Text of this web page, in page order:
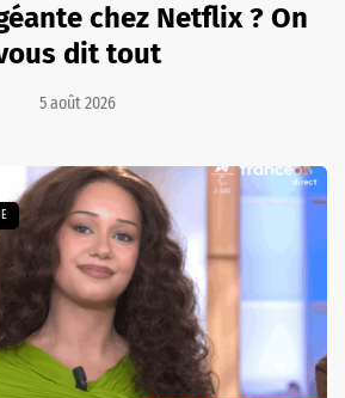
chez Netflix ? On
dit tout
5 août 2026